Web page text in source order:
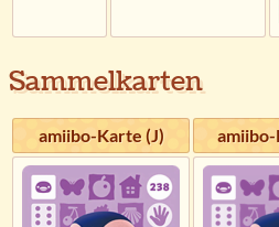
Sammelkarten
amiibo-Karte (J)